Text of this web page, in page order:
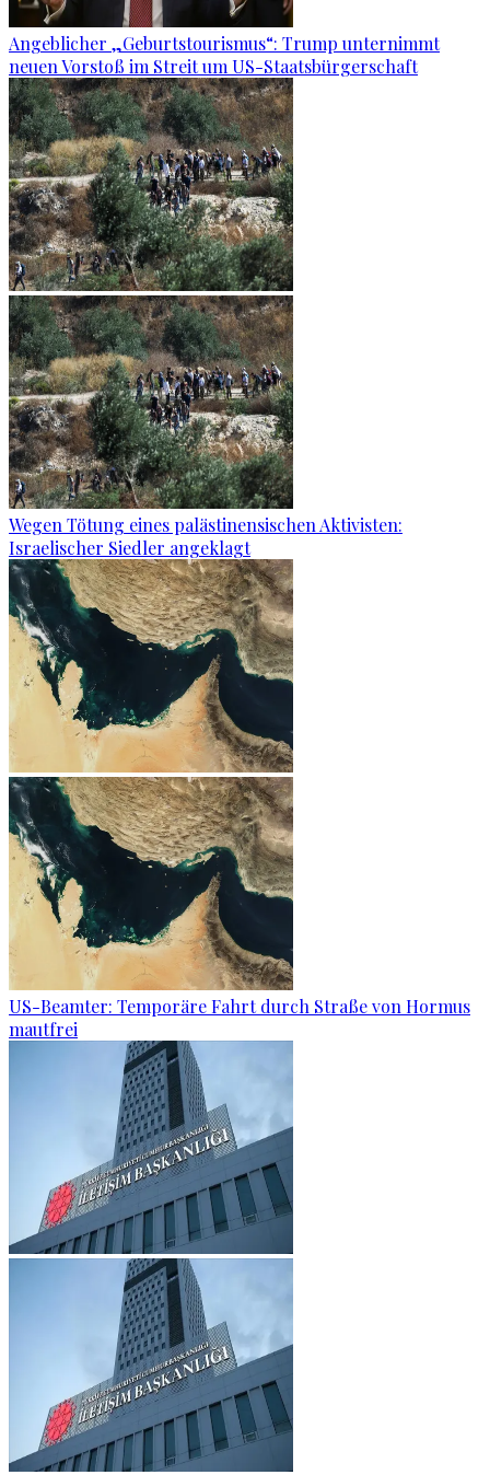
Angeblicher „Geburtstourismus“: Trump unternimmt
neuen Vorstoß im Streit um US-Staatsbürgerschaft
Wegen Tötung eines palästinensischen Aktivisten:
Israelischer Siedler angeklagt
US-Beamter: Temporäre Fahrt durch Straße von Hormus
mautfrei